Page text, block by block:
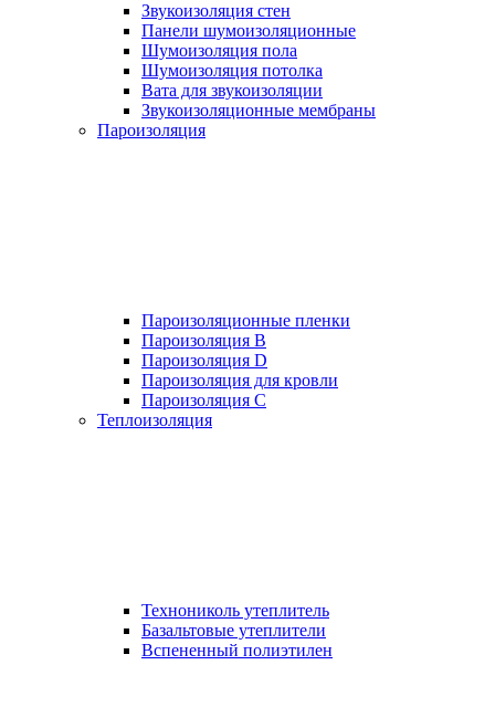
Звукоизоляция стен
Панели шумоизоляционные
Шумоизоляция пола
Шумоизоляция потолка
Вата для звукоизоляции
Звукоизоляционные мембраны
Пароизоляция
Пароизоляционные пленки
Пароизоляция B
Пароизоляция D
Пароизоляция для кровли
Пароизоляция С
Теплоизоляция
Технониколь утеплитель
Базальтовые утеплители
Вспененный полиэтилен